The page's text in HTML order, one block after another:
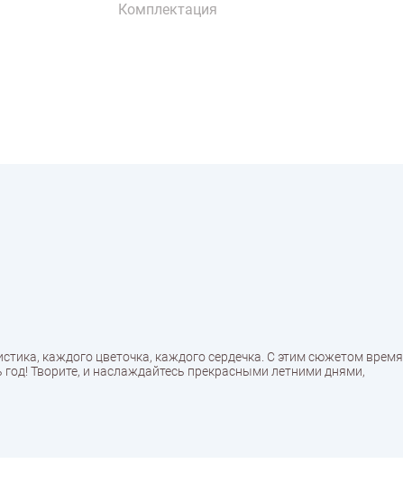
Комплектация
каждого цветочка, каждого сердечка. С этим сюжетом время
Творите, и наслаждайтесь прекрасными летними днями,